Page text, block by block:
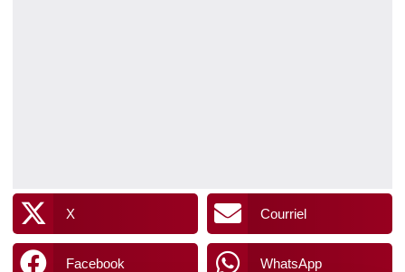
X Courriel
Facebook WhatsApp